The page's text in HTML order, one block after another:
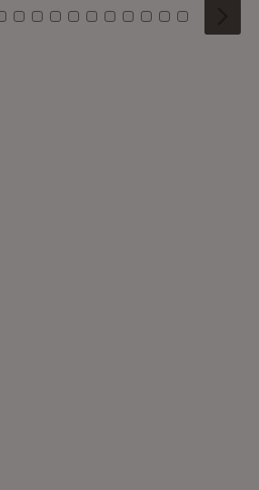
0 1 2
Kachel: 3
Zu Kachel: 4
Zu Kachel: 5
Zu Kachel: 6
Zu Kachel: 7
Zu Kachel: 8
Zu Kachel: 9
Zu Kachel: 10
Zu Kachel: 11
Zu Kachel: 12
Zu Kachel:
Zu